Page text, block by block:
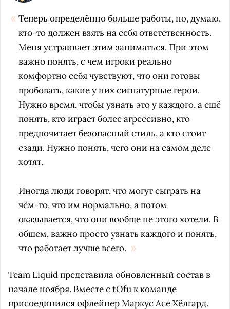
Теперь определённо больше работы, но, думаю,
кто-то должен взять на себя ответственность.
Меня устраивает этим заниматься. При этом
важно понять, с чем игроки реально
комфортно себя чувствуют, что они готовы
пробовать, какие у них сигнатурные герои.
Нужно время, чтобы узнать это у каждого, а ещё
понять, кто играет более агрессивно, кто
предпочитает безопасный стиль, а кто стоит
сзади. Нужно понять, чего они на самом деле
хотят.
Иногда люди говорят, что могут сыграть на
чём-то, что им нормально, а потом
оказывается, что они вообще не этого хотели. В
общем, важно просто узнать каждого и понять,
что работает лучше всего.
Team Liquid представила обновленный состав в
начале ноября. Вместе с tOfu к команде
присоединился офлейнер МаркусAceХёлгард.